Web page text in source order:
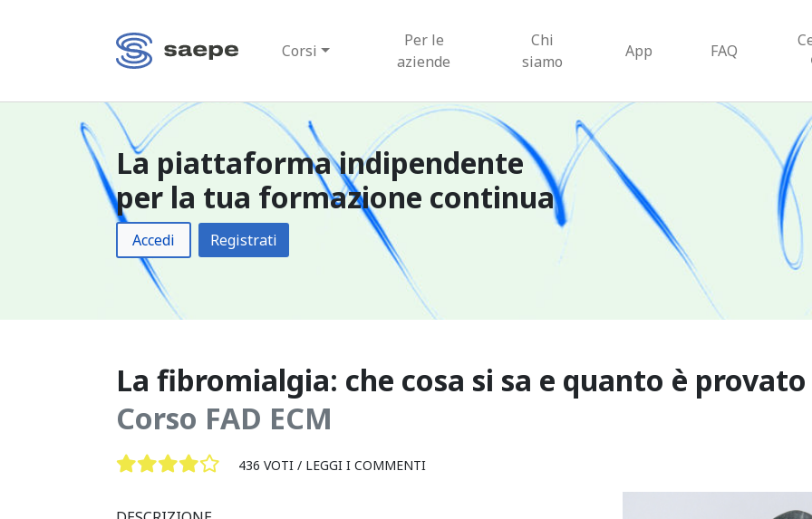
Corsi
Per le
aziende
Chi
siamo
App FAQ
La piattaforma indipendente
per la tua formazione continua
Accedi Registrati
La fibromialgia: che cosa si sa e quanto è provato
Corso FAD ECM
436 VOTI / LEGGI I COMMENTI